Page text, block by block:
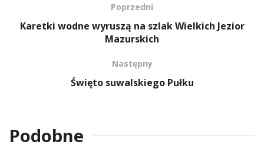
Poprzedni
Karetki wodne wyruszą na szlak Wielkich Jezior
Mazurskich
Następny
Święto suwalskiego Pułku
Podobne